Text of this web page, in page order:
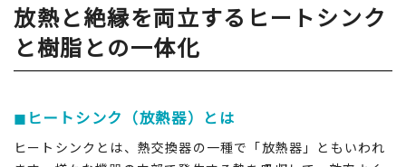
放熱と絶縁を両立するヒートシンク
と樹脂との一体化
◼︎ヒートシンク（放熱器）とは
ヒートシンクとは、熱交換器の一種で「放熱器」ともいわれ